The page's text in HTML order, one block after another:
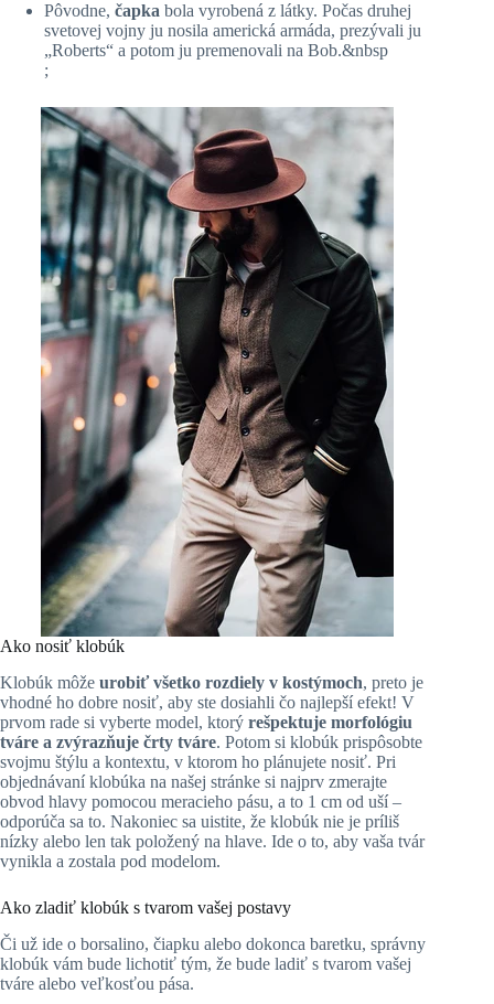
Pôvodne, čapka bola vyrobená z látky. Počas druhej
svetovej vojny ju nosila americká armáda, prezývali ju
„Roberts“ a potom ju premenovali na Bob.&nbsp
;
Ako nosiť klobúk
Klobúk môže urobiť všetko rozdiely v kostýmoch, preto je
vhodné ho dobre nosiť, aby ste dosiahli čo najlepší efekt! V
prvom rade si vyberte model, ktorý rešpektuje morfológiu
tváre a zvýrazňuje črty tváre. Potom si klobúk prispôsobte
svojmu štýlu a kontextu, v ktorom ho plánujete nosiť. Pri
objednávaní klobúka na našej stránke si najprv zmerajte
obvod hlavy pomocou meracieho pásu, a to 1 cm od uší –
odporúča sa to. Nakoniec sa uistite, že klobúk nie je príliš
nízky alebo len tak položený na hlave. Ide o to, aby vaša tvár
vynikla a zostala pod modelom.
Ako zladiť klobúk s tvarom vašej postavy
Či už ide o borsalino, čiapku alebo dokonca baretku, správny
klobúk vám bude lichotiť tým, že bude ladiť s tvarom vašej
tváre alebo veľkosťou pása.